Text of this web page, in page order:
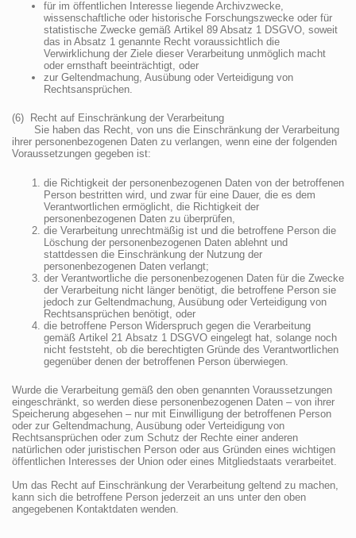
für im öffentlichen Interesse liegende Archivzwecke,
wissenschaftliche oder historische Forschungszwecke oder für
statistische Zwecke gemäß Artikel 89 Absatz 1 DSGVO, soweit
das in Absatz 1 genannte Recht voraussichtlich die
Verwirklichung der Ziele dieser Verarbeitung unmöglich macht
oder ernsthaft beeinträchtigt, oder
zur Geltendmachung, Ausübung oder Verteidigung von
Rechtsansprüchen.
(6) Recht auf Einschränkung der Verarbeitung
Sie haben das Recht, von uns die Einschränkung der Verarbeitung
ihrer personenbezogenen Daten zu verlangen, wenn eine der folgenden
Voraussetzungen gegeben ist:
die Richtigkeit der personenbezogenen Daten von der betroffenen
Person bestritten wird, und zwar für eine Dauer, die es dem
Verantwortlichen ermöglicht, die Richtigkeit der
personenbezogenen Daten zu überprüfen,
die Verarbeitung unrechtmäßig ist und die betroffene Person die
Löschung der personenbezogenen Daten ablehnt und
stattdessen die Einschränkung der Nutzung der
personenbezogenen Daten verlangt;
der Verantwortliche die personenbezogenen Daten für die Zwecke
der Verarbeitung nicht länger benötigt, die betroffene Person sie
jedoch zur Geltendmachung, Ausübung oder Verteidigung von
Rechtsansprüchen benötigt, oder
die betroffene Person Widerspruch gegen die Verarbeitung
gemäß Artikel 21 Absatz 1 DSGVO eingelegt hat, solange noch
nicht feststeht, ob die berechtigten Gründe des Verantwortlichen
gegenüber denen der betroffenen Person überwiegen.
Wurde die Verarbeitung gemäß den oben genannten Voraussetzungen
eingeschränkt, so werden diese personenbezogenen Daten – von ihrer
Speicherung abgesehen – nur mit Einwilligung der betroffenen Person
oder zur Geltendmachung, Ausübung oder Verteidigung von
Rechtsansprüchen oder zum Schutz der Rechte einer anderen
natürlichen oder juristischen Person oder aus Gründen eines wichtigen
öffentlichen Interesses der Union oder eines Mitgliedstaats verarbeitet.
Um das Recht auf Einschränkung der Verarbeitung geltend zu machen,
kann sich die betroffene Person jederzeit an uns unter den oben
angegebenen Kontaktdaten wenden.